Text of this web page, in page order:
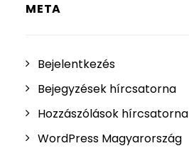
META
Bejelentkezés
Bejegyzések hírcsatorna
Hozzászólások hírcsatorna
WordPress Magyarország